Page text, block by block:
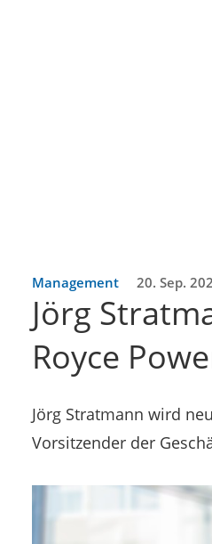
Management 20. Sep.
Jörg
Royce
Jörg Stratmann wird
Vorsitzender der